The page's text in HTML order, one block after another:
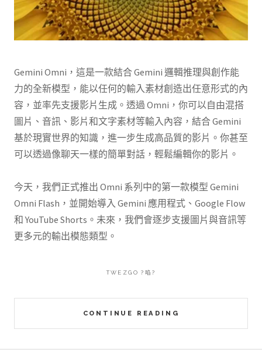
Gemini Omni，這是一款結合 Gemini 邏輯推理與創作能
力的全新模型，能以任何的輸入素材創造出任意形式的內
容，並率先支援影片生成。透過 Omni，你可以自由混搭
圖片、音訊、影片和文字素材等輸入內容，結合 Gemini
基於現實世界的知識，進一步生成高品質的影片。你甚至
可以透過像聊天一樣的簡單對話，輕鬆編輯你的影片。
今天，我們正式推出 Omni 系列中的第一款模型 Gemini
Omni Flash，並開始導入 Gemini 應用程式、Google Flow
和 YouTube Shorts。未來，我們會逐步支援圖片與音訊等
更多元的輸出模態類型。
CONTINUE READING
TWEZGO ?啗?